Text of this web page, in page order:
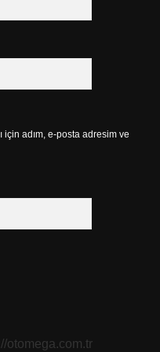
için adım, e-posta adresim ve
otomega.com.tr